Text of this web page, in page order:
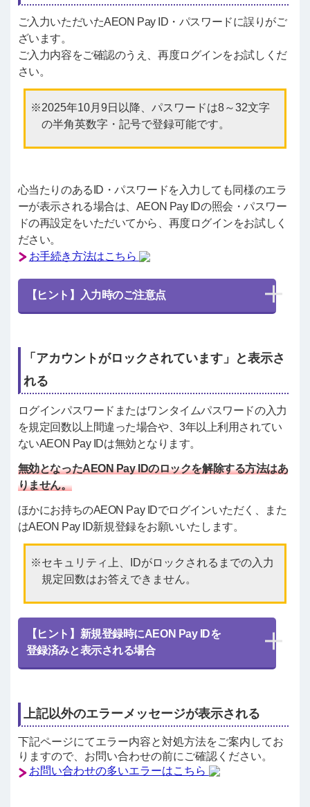
ご入力いただいたAEON Pay ID・パスワードに誤りがご
ざいます。
ご入力内容をご確認のうえ、再度ログインをお試しくだ
さい。
2025年10月9日以降、パスワードは8～32文字
の半角英数字・記号で登録可能です。
心当たりのあるID・パスワードを入力しても同様のエラ
ーが表示される場合は、AEON Pay IDの照会・パスワー
ドの再設定をいただいてから、再度ログインをお試しく
ださい。
お手続き方法はこちら
【ヒント】入力時のご注意点
「アカウントがロックされています」と表示さ
れる
ログインパスワードまたはワンタイムパスワードの入力
を規定回数以上間違った場合や、3年以上利用されてい
ないAEON Pay IDは無効となります。
無効となったAEON Pay IDのロックを解除する方法はあ
りません。
ほかにお持ちのAEON Pay IDでログインいただく、また
はAEON Pay ID新規登録をお願いいたします。
セキュリティ上、IDがロックされるまでの入力
規定回数はお答えできません。
【ヒント】新規登録時にAEON Pay IDを
登録済みと表示される場合
上記以外のエラーメッセージが表示される
下記ページにてエラー内容と対処方法をご案内してお
りますので、お問い合わせの前にご確認ください。
お問い合わせの多いエラーはこちら